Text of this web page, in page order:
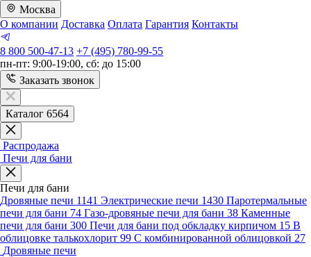
Москва
О компании Доставка Оплата Гарантия Контакты
8 800 500-47-13 +7 (495) 780-99-55
пн-пт: 9:00-19:00, сб: до 15:00
Заказать звонок
Каталог 6564
Распродажа
Печи для бани
Печи для бани
Дровяные печи 1141 Электрические печи 1430 Паротермальные
печи для бани 74 Газо-дровяные печи для бани 38 Каменные
печи для бани 300 Печи для бани под обкладку кирпичом 15 В
облицовке талькохлорит 99 С комбинированной облицовкой 27
Дровяные печи